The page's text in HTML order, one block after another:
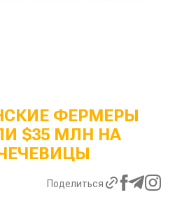
ФЕРМЕРЫ
$35 МЛН НА
Поделиться